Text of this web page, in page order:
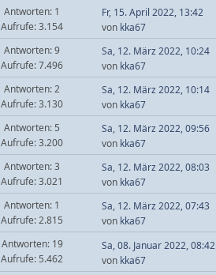
Antworten: 1
Aufrufe: 3.154
Fr, 15. April 2022, 13:42
von kka67
Antworten: 9
Aufrufe: 7.496
Sa, 12. März 2022, 10:24
von kka67
Antworten: 2
Aufrufe: 3.130
Sa, 12. März 2022, 10:14
von kka67
Antworten: 5
Aufrufe: 3.200
Sa, 12. März 2022, 09:56
von kka67
Antworten: 3
Aufrufe: 3.021
Sa, 12. März 2022, 08:03
von kka67
Antworten: 1
Aufrufe: 2.815
Sa, 12. März 2022, 07:43
von kka67
Antworten: 19
Aufrufe: 5.462
Sa, 08. Januar 2022, 08:42
von kka67